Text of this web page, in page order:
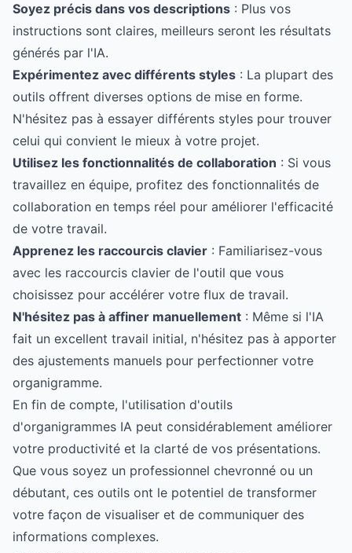
Soyez précis dans vos descriptions : Plus vos
instructions sont claires, meilleurs seront les résultats
générés par l'IA.
Expérimentez avec différents styles : La plupart des
outils offrent diverses options de mise en forme.
N'hésitez pas à essayer différents styles pour trouver
celui qui convient le mieux à votre projet.
Utilisez les fonctionnalités de collaboration : Si vous
travaillez en équipe, profitez des fonctionnalités de
collaboration en temps réel pour améliorer l'efficacité
de votre travail.
Apprenez les raccourcis clavier : Familiarisez-vous
avec les raccourcis clavier de l'outil que vous
choisissez pour accélérer votre flux de travail.
N'hésitez pas à affiner manuellement : Même si l'IA
fait un excellent travail initial, n'hésitez pas à apporter
des ajustements manuels pour perfectionner votre
organigramme.
En fin de compte, l'utilisation d'outils
d'organigrammes IA peut considérablement améliorer
votre productivité et la clarté de vos présentations.
Que vous soyez un professionnel chevronné ou un
débutant, ces outils ont le potentiel de transformer
votre façon de visualiser et de communiquer des
informations complexes.